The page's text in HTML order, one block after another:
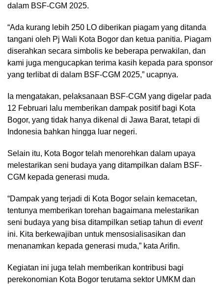
dalam BSF-CGM 2025.
“Ada kurang lebih 250 LO diberikan piagam yang ditanda
tangani oleh Pj Wali Kota Bogor dan ketua panitia. Piagam
diserahkan secara simbolis ke beberapa perwakilan, dan
kami juga mengucapkan terima kasih kepada para sponsor
yang terlibat di dalam BSF-CGM 2025,” ucapnya.
Ia mengatakan, pelaksanaan BSF-CGM yang digelar pada
12 Februari lalu memberikan dampak positif bagi Kota
Bogor, yang tidak hanya dikenal di Jawa Barat, tetapi di
Indonesia bahkan hingga luar negeri.
Selain itu, Kota Bogor telah menorehkan dalam upaya
melestarikan seni budaya yang ditampilkan dalam BSF-
CGM kepada generasi muda.
“Dampak yang terjadi di Kota Bogor selain kemacetan,
tentunya memberikan torehan bagaimana melestarikan
seni budaya yang bisa ditampilkan setiap tahun di event
ini. Kita berkewajiban untuk mensosialisasikan dan
menanamkan kepada generasi muda,” kata Arifin.
Kegiatan ini juga telah memberikan kontribusi bagi
perekonomian Kota Bogor terutama sektor UMKM dan